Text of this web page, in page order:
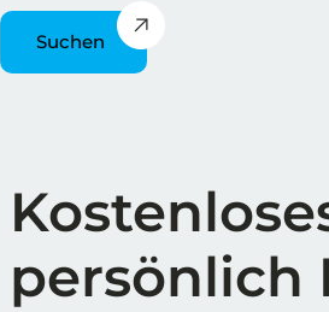
Suchen
Überschrift
persönlich